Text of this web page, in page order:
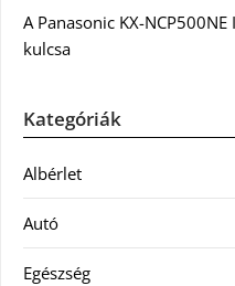
A Panasonic KX-
kulcsa
Kategóriák
Albérlet
Autó
Egészség